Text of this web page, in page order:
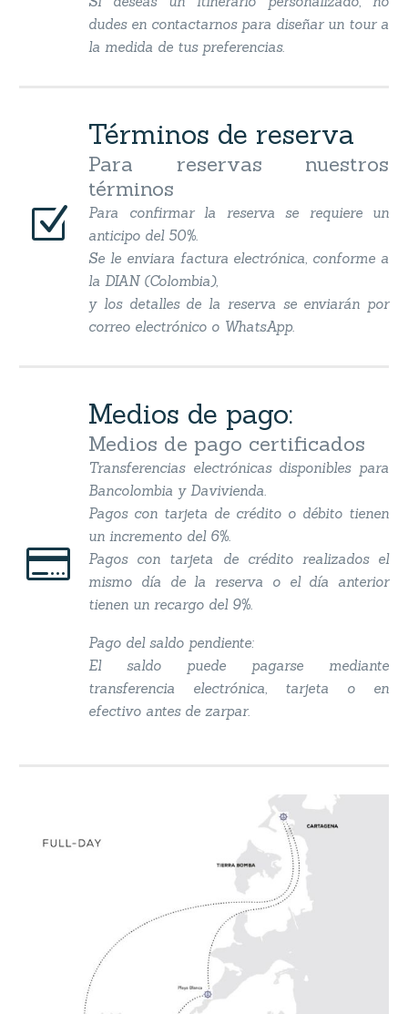
dudes en contactarnos para diseñar un tour a
la medida de tus preferencias.
Z
Z
Términos de reserva
Para reservas nuestros
términos
Para confirmar la reserva se requiere un
anticipo del 50%.
Se le enviara factura electrónica, conforme a
la DIAN (Colombia),
y los detalles de la reserva se enviarán por
correo electrónico o WhatsApp.


Medios de pago:
Medios de pago certificados
Transferencias electrónicas disponibles para
Bancolombia y Davivienda.
Pagos con tarjeta de crédito o débito tienen
un incremento del 6%.
Pagos con tarjeta de crédito realizados el
mismo día de la reserva o el día anterior
tienen un recargo del 9%.
Pago del saldo pendiente:
El saldo puede pagarse mediante
transferencia electrónica, tarjeta o en
efectivo antes de zarpar.